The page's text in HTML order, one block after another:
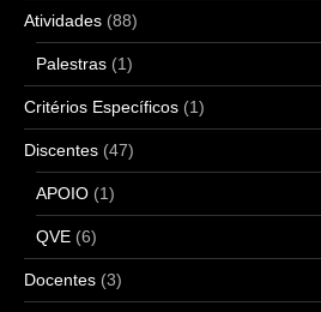
Atividades (88)
Palestras (1)
Critérios Específicos (1)
Discentes (47)
APOIO (1)
QVE (6)
Docentes (3)